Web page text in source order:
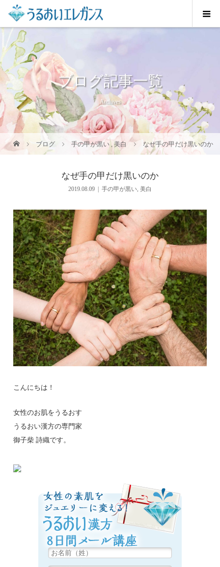
ブログ記事一覧
Archives
ブログ 手の甲が黒い ,美白 なぜ手の甲だけ黒いのか
なぜ手の甲だけ黒いのか
2019.08.09 手の甲が黒い, 美白
こんにちは！
女性のお肌をうるおす
うるおい漢方の専門家
御子柴 詩織です。